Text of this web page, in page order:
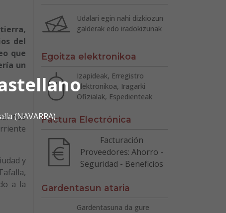
(NAVARRA)
del
que
un
nos
y
a la
Udalari egin nahi dizkiozun
galderak edo iradokizunak
Egoitza elektronikoa
Izapideak, Erregistro
Elektronikoa, Iragarki
Ofizialak, Espedienteak
Factura Electrónica
Facturación
Proveedores: Ahorro -
Seguridad - Beneficios
Gardentasun ataria
Gardentasuna da gure